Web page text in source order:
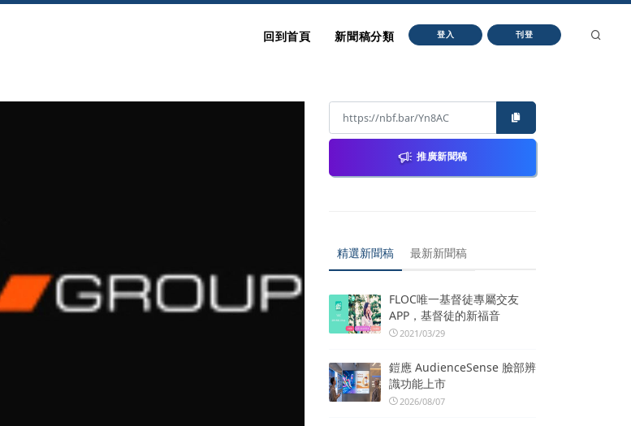
回到首頁 新聞稿分類 登入 刊登
推廣新聞稿
精選新聞稿 最新新聞稿
FLOC唯一基督徒專屬交友
APP，基督徒的新福音
2021/03/29
鎧應 AudienceSense 臉部辨
識功能上市
2026/08/07